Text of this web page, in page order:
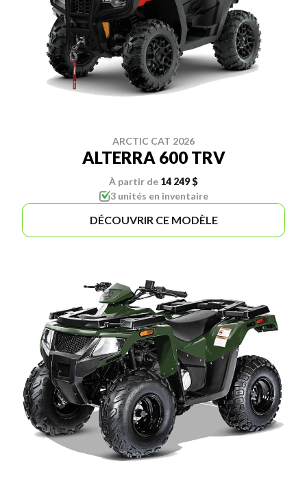
ARCTIC CAT 2026
ALTERRA 600 TRV
À partir de 14 249 $
3 unités en inventaire
DÉCOUVRIR CE MODÈLE